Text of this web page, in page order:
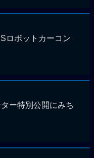
ロボットカーコン
ー特別公開にみち